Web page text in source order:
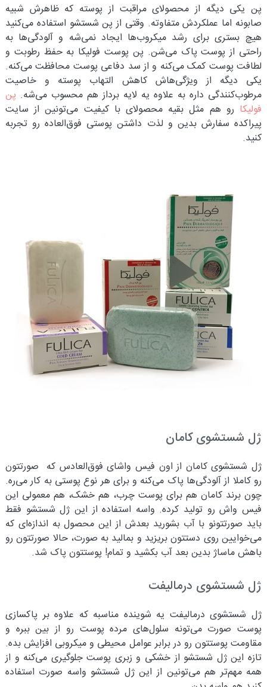
پن یکی دیگه از محصولای مراقبت از پوسته که ظاهرش شبیه
صابونه اما عملکردش متفاوته. وقتی از پن شستشو استفاده می‌کنید
هیچ بستری برای رشد میکروب‌ها ایجاد نمی‌شه و آلودگی‌ها به
راحتی از پوست پاک می‌شن. پن پوست فولیکا به حفظ رطوبت و
لطافت پوست کمک می‌کنه و از سد دفاعی پوست محافظت می‌کنه.
یکی دیگه از ویژگی‌هاش کاهش التهاب پوسته و خاصیت
مرطوب‌کنندگی داره به علاوه یه لایه برداز هم محسوب می‌شه. پن
فولیکا رو هم مثل بقیه محصولای با کیفیت می‌تونین از سایت
پیراکده سفارش بدین و لذت داشتن پوستی فوق‌العاده رو تجربه
کنید.
ژل شستشوی کامان
ژل شستشوی کامان از اون فیس واشای فوق‌العادس که صورتتون
رو کاملا از آلودگی‌ها پاک می‌کنه و برای هر نوع پوستی به کار می‌ره.
چون برند کامان هم برای پوست چرب، هم خشک، هم معمولی این
فیس واش رو تولید کرده. واسه استفاده از این ژل شستشو فقط
باید صورتتونو با آب بشورید بعدش از این محصول به‌ اندازه‌ای که
می‌خوایین روی دستتون بریزید و بمالید به صورت، حالا صورتتون رو
باهش ماساژ بدین بعد آب بکشید و تمام! پوستتون پاک شد.
ژل شستشوی درمالیفت
ژل شستشوی درمالیفت یه شوینده مناسبه که علاوه بر پاکسازی
پوست صورت می‌تونه سلول‌های مرده پوست رو از بین ببره و
مقاومت پوستتون رو در برابر عوامل محیطی و میکروبی افزایش بده.
تازه این ژل شستشو از خشکی و زبری پوست جلوگیری می‌کنه و از
همه مهم‌تر هم می‌تونین از این ژل شستشو واسه صورت استفاده